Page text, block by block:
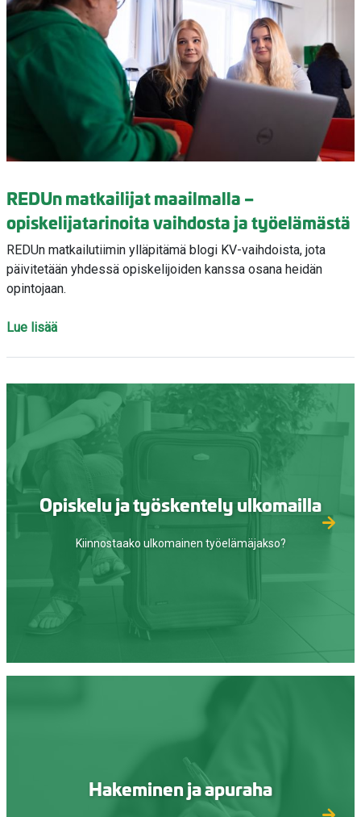
REDUn matkailijat maailmalla –
opiskelijatarinoita vaihdosta ja työelämästä
REDUn matkailutiimin ylläpitämä blogi KV-vaihdoista, jota
päivitetään yhdessä opiskelijoiden kanssa osana heidän
opintojaan.
Lue lisää
Opiskelu ja työskentely ulkomailla
Kiinnostaako ulkomainen työelämäjakso?
Hakeminen ja apuraha